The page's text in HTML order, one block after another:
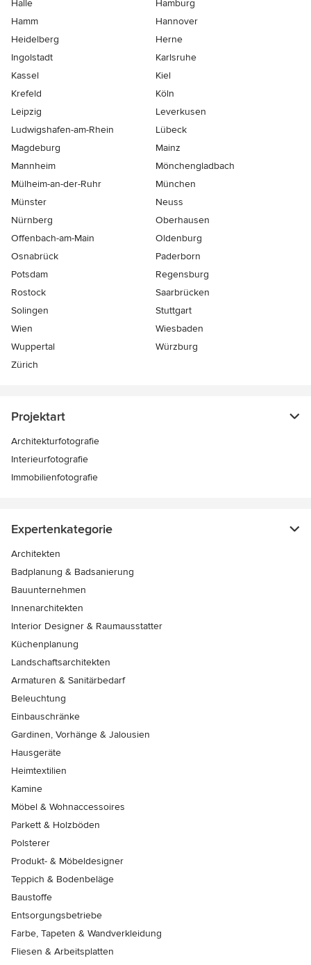
Halle
Hamburg
Hamm
Hannover
Heidelberg
Herne
Ingolstadt
Karlsruhe
Kassel
Kiel
Krefeld
Köln
Leipzig
Leverkusen
Ludwigshafen-am-Rhein
Lübeck
Magdeburg
Mainz
Mannheim
Mönchen­gladbach
Mülheim-an-der-Ruhr
München
Münster
Neuss
Nürnberg
Oberhausen
Offenbach-am-Main
Oldenburg
Osnabrück
Paderborn
Potsdam
Regensburg
Rostock
Saarbrücken
Solingen
Stuttgart
Wien
Wiesbaden
Wuppertal
Würzburg
Zürich
Projektart
Architekturfotografie
Interieurfotografie
Immobilienfotografie
Expertenkategorie
Architekten
Badplanung & Badsanierung
Bauunternehmen
Innenarchitekten
Interior Designer & Raumausstatter
Küchenplanung
Landschaftsarchitekten
Armaturen & Sanitärbedarf
Beleuchtung
Einbauschränke
Gardinen, Vorhänge & Jalousien
Hausgeräte
Heimtextilien
Kamine
Möbel & Wohnaccessoires
Parkett & Holzböden
Polsterer
Produkt- & Möbeldesigner
Teppich & Bodenbeläge
Baustoffe
Entsorgungsbetriebe
Farbe, Tapeten & Wandverkleidung
Fliesen & Arbeitsplatten